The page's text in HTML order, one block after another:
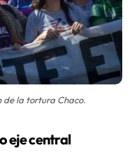
de la tortura Chaco.
eje central